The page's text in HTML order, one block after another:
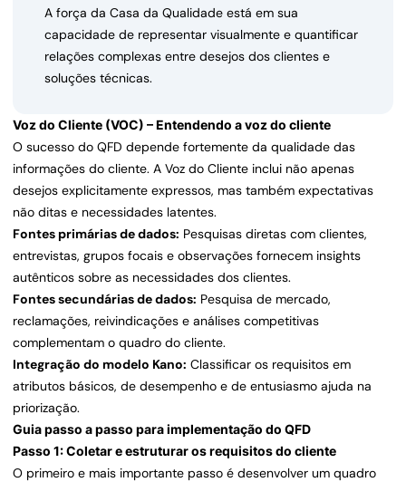
A força da Casa da Qualidade está em sua
capacidade de representar visualmente e quantificar
relações complexas entre desejos dos clientes e
soluções técnicas.
Voz do Cliente (VOC) – Entendendo a voz do cliente
O sucesso do QFD depende fortemente da qualidade das
informações do cliente. A Voz do Cliente inclui não apenas
desejos explicitamente expressos, mas também expectativas
não ditas e necessidades latentes.
Fontes primárias de dados: Pesquisas diretas com clientes,
entrevistas, grupos focais e observações fornecem insights
autênticos sobre as necessidades dos clientes.
Fontes secundárias de dados: Pesquisa de mercado,
reclamações, reivindicações e análises competitivas
complementam o quadro do cliente.
Integração do modelo Kano: Classificar os requisitos em
atributos básicos, de desempenho e de entusiasmo ajuda na
priorização.
Guia passo a passo para implementação do QFD
Passo 1: Coletar e estruturar os requisitos do cliente
O primeiro e mais importante passo é desenvolver um quadro